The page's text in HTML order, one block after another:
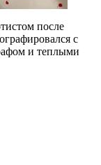
после
с
и теплыми